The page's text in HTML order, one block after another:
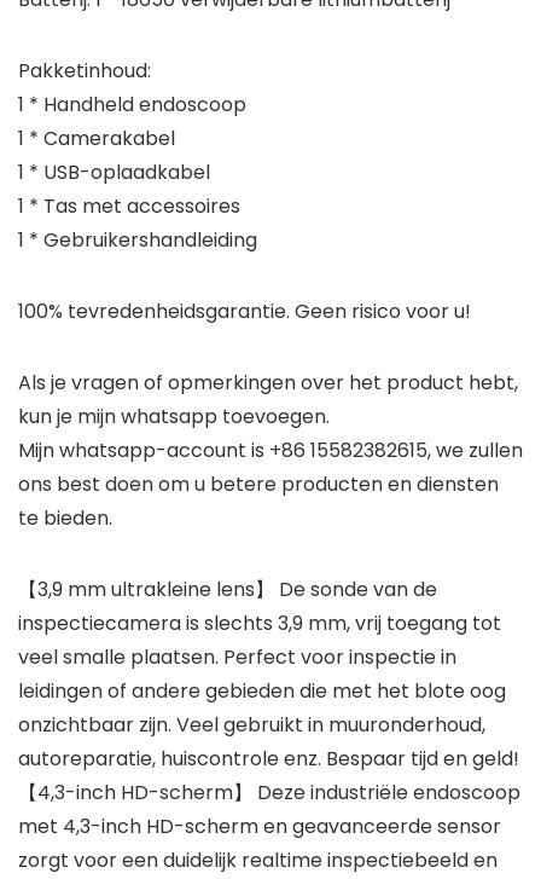
Pakketinhoud:
1 * Handheld endoscoop
1 * Camerakabel
1 * USB-oplaadkabel
1 * Tas met accessoires
1 * Gebruikershandleiding
100% tevredenheidsgarantie. Geen risico voor u!
Als je vragen of opmerkingen over het product hebt,
kun je mijn whatsapp toevoegen.
Mijn whatsapp-account is +86 15582382615, we zullen
ons best doen om u betere producten en diensten
te bieden.
【3,9 mm ultrakleine lens】 De sonde van de
inspectiecamera is slechts 3,9 mm, vrij toegang tot
veel smalle plaatsen. Perfect voor inspectie in
leidingen of andere gebieden die met het blote oog
onzichtbaar zijn. Veel gebruikt in muuronderhoud,
autoreparatie, huiscontrole enz. Bespaar tijd en geld!
【4,3-inch HD-scherm】 Deze industriële endoscoop
met 4,3-inch HD-scherm en geavanceerde sensor
zorgt voor een duidelijk realtime inspectiebeeld en